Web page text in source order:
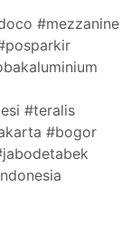
#mezzanine
#teralis
#bogor